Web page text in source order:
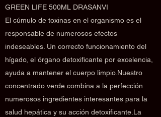
GREEN LIFE 500ML DRASANVI
El cúmulo de toxinas en el organismo es el
responsable de numerosos efectos
indeseables. Un correcto funcionamiento del
hígado, el órgano detoxificante por excelencia,
ayuda a mantener el cuerpo limpio.Nuestro
concentrado verde combina a la perfección
numerosos ingredientes interesantes para la
salud hepática y su acción detoxificante.La